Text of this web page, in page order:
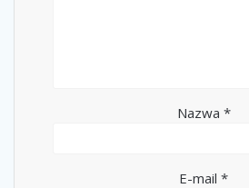
Nazwa *
E-mail *